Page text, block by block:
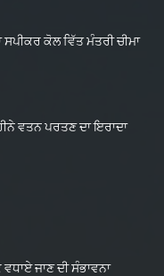
ਕੋਲ ਵਿੱਤ ਮੰਤਰੀ ਚੀਮਾ
ਵਤਨ ਪਰਤਣ ਦਾ ਇਰਾਦਾ
ਜਾਣ ਦੀ ਸੰਭਾਵਨਾ